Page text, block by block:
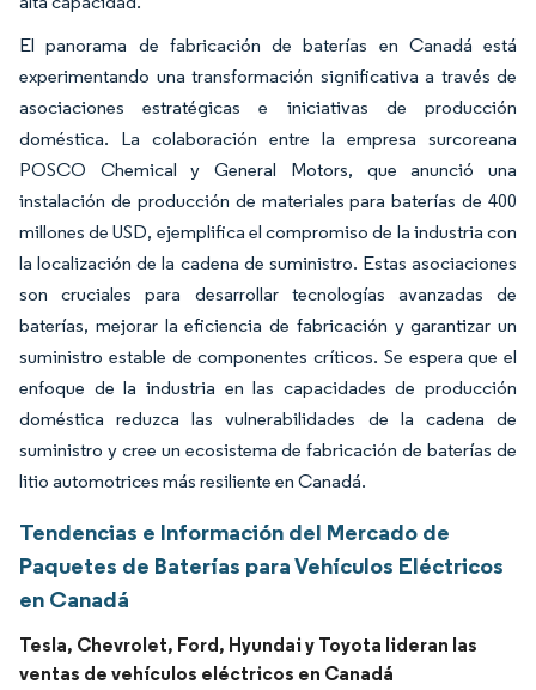
El panorama de fabricación de baterías en Canadá está
experimentando una transformación significativa a través de
asociaciones estratégicas e iniciativas de producción
doméstica. La colaboración entre la empresa surcoreana
POSCO Chemical y General Motors, que anunció una
instalación de producción de materiales para baterías de 400
millones de USD, ejemplifica el compromiso de la industria con
la localización de la cadena de suministro. Estas asociaciones
son cruciales para desarrollar tecnologías avanzadas de
baterías, mejorar la eficiencia de fabricación y garantizar un
suministro estable de componentes críticos. Se espera que el
enfoque de la industria en las capacidades de producción
doméstica reduzca las vulnerabilidades de la cadena de
suministro y cree un ecosistema de fabricación de baterías de
litio automotrices más resiliente en Canadá.
Tendencias e Información del Mercado de
Paquetes de Baterías para Vehículos Eléctricos
en Canadá
Tesla, Chevrolet, Ford, Hyundai y Toyota lideran las
ventas de vehículos eléctricos en Canadá